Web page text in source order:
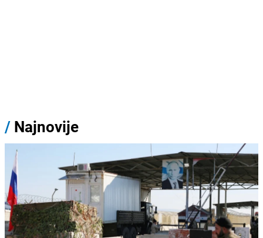
/ Najnovije